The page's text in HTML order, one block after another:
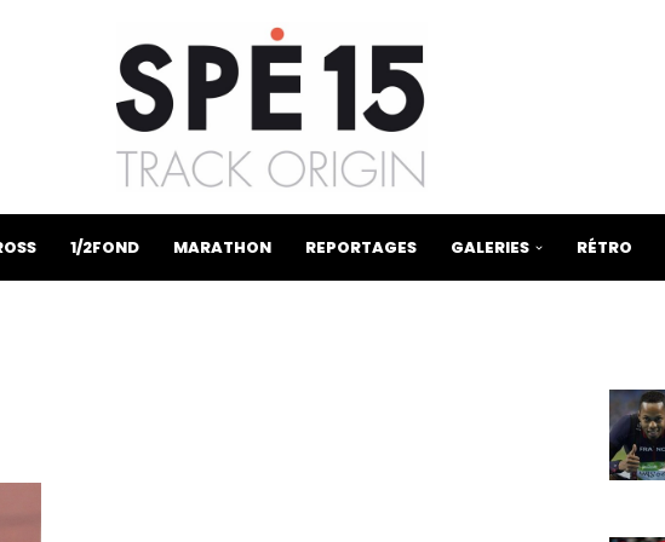
1/2FOND MARATHON REPORTAGES GALERIES RÉTRO